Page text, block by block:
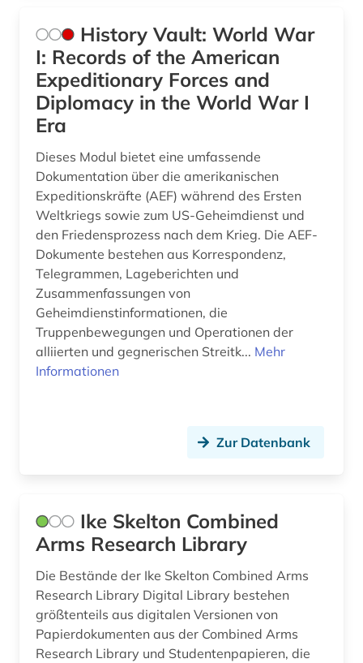
History Vault: World War
I: Records of the American
Expeditionary Forces and
Diplomacy in the World War I
Era
Dieses Modul bietet eine umfassende
Dokumentation über die amerikanischen
Expeditionskräfte (AEF) während des Ersten
Weltkriegs sowie zum US-Geheimdienst und
den Friedensprozess nach dem Krieg. Die AEF-
Dokumente bestehen aus Korrespondenz,
Telegrammen, Lageberichten und
Zusammenfassungen von
Geheimdienstinformationen, die
Truppenbewegungen und Operationen der
alliierten und gegnerischen Streitk... Mehr
Informationen
Zur Datenbank
Ike Skelton Combined
Arms Research Library
Die Bestände der Ike Skelton Combined Arms
Research Library Digital Library bestehen
größtenteils aus digitalen Versionen von
Papierdokumenten aus der Combined Arms
Research Library und Studentenpapieren, die